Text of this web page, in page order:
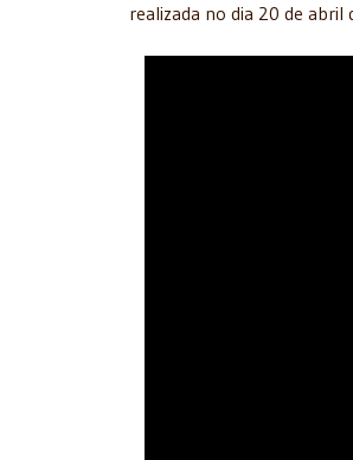
realizada no dia 20 de abril